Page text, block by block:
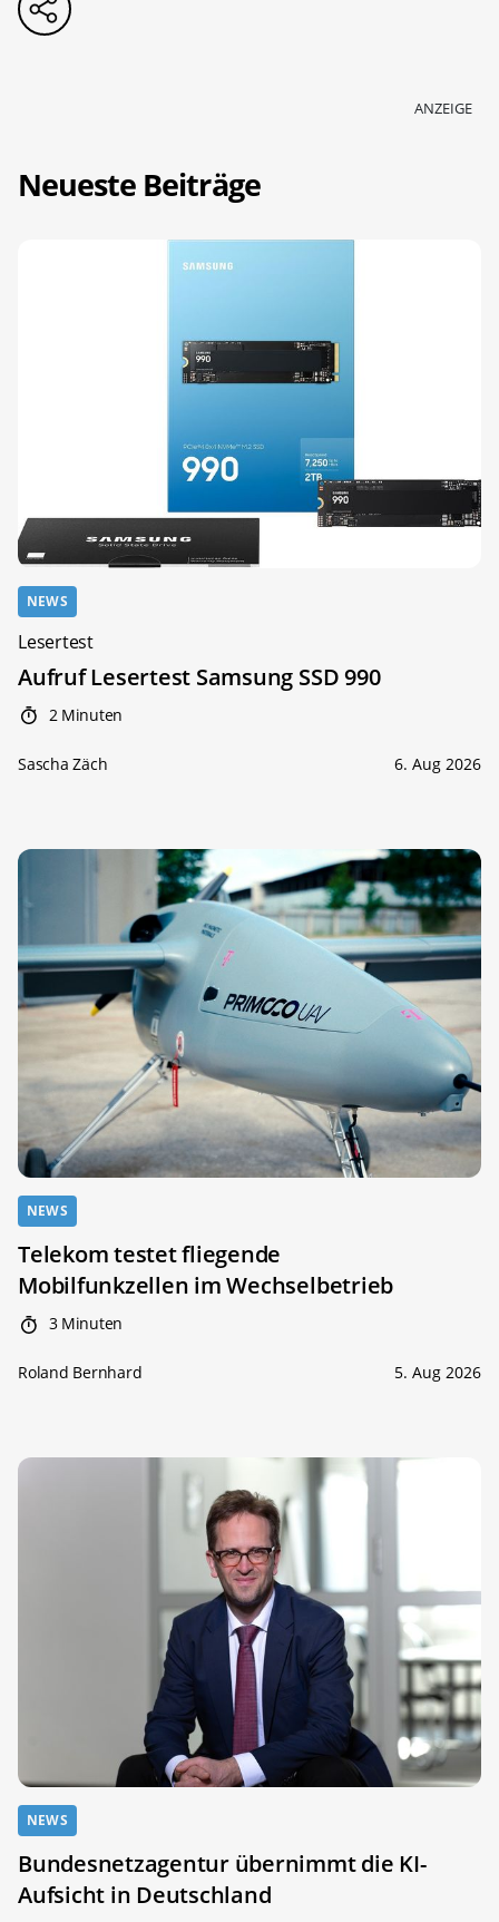
ANZEIGE
Neueste Beiträge
NEWS
Lesertest
Aufruf Lesertest Samsung SSD 990
2 Minuten
Sascha Zäch 6. Aug 2026
NEWS
Telekom testet fliegende
Mobilfunkzellen im Wechselbetrieb
3 Minuten
Roland Bernhard 5. Aug 2026
NEWS
Bundesnetzagentur übernimmt die KI-
Aufsicht in Deutschland